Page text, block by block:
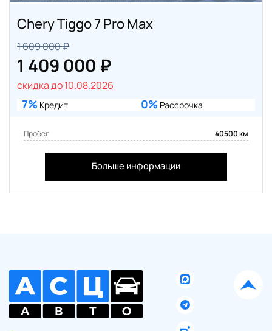
Chery Tiggo 7 Pro Max
1 609 000 ₽
1 409 000 ₽
скидка до 10.08.2026
7% Кредит 0% Рассрочка
Пробег 40500 км
Больше информации